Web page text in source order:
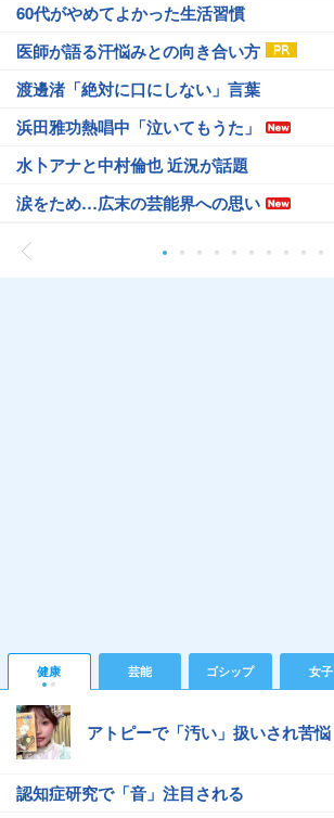
60代がやめてよかった生活習慣
医師が語る汗悩みとの向き合い方
渡邊渚「絶対に口にしない」言葉
浜田雅功熱唱中「泣いてもうた」
水卜アナと中村倫也 近況が話題
涙をため…広末の芸能界への思い
健康 芸能 ゴシップ 女子
アトピーで「汚い」扱いされ苦悩
認知症研究で「音」注目される